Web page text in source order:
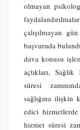
olmayan
çalışılmayan
başvuruda
dava konusu
açtıkları,
süresi
sağlığına ilişkin
edici
hizmet süresi